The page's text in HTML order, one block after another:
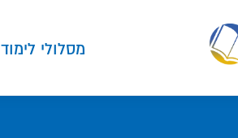
מסלולי לימוד